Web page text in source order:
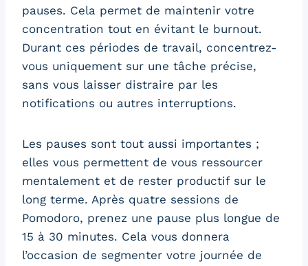
pauses. Cela permet de maintenir votre
concentration tout en évitant le burnout.
Durant ces périodes de travail, concentrez-
vous uniquement sur une tâche précise,
sans vous laisser distraire par les
notifications ou autres interruptions.
Les pauses sont tout aussi importantes ;
elles vous permettent de vous ressourcer
mentalement et de rester productif sur le
long terme. Après quatre sessions de
Pomodoro, prenez une pause plus longue de
15 à 30 minutes. Cela vous donnera
l’occasion de segmenter votre journée de